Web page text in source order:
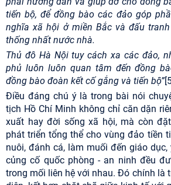
tiến bộ, để đồng bào các đảo góp
nghĩa xã hội ở miền Bắc và đấu
thống nhất nước nhà.
Thủ đô Hà Nội tuy cách xa các đảo,
phủ luôn luôn quan tâm đến đồng
đồng bào đoàn kết cố gắng và tiến bộ”
Điều đáng chú ý là trong bài nói
tịch Hồ Chí Minh không chỉ căn dặn
xuất hay đời sống xã hội, mà còn
phát triển tổng thể cho vùng đảo tiền
nuôi, đánh cá, làm muối đến giáo
củng cố quốc phòng - an ninh đều
trong mối liên hệ với nhau. Đó chính là